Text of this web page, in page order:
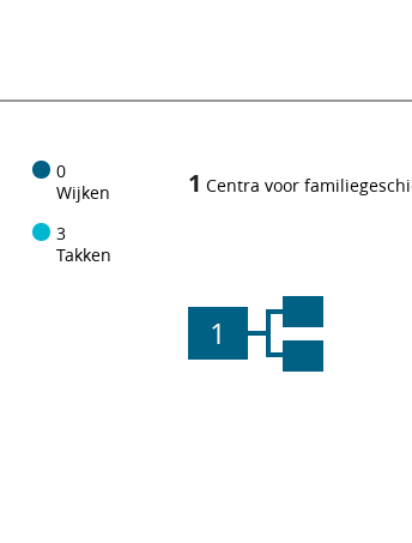
0
Wijken
3
Takken
1 Centra voor
1